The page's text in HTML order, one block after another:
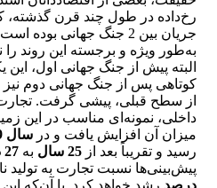
رخ‌داده در طول چند قرن
جریان بین 2 جنگ جهانی
به‌طور ویژه و برجسته این روند
البته پیش از جنگ جهانی اول، این
کوتاهی پس از جنگ جهانی دوم
از سطح قبلی، پیشی گرفت. تجارت
داخلی، نمونه‌ای مناسب در این
میزان آن افزایش یافت و در سال 1979
رسید و تقریباً بعد از
به 27 درصد
پیش‌بینی‌ها نسبت تجارت به تولید
درصد رشد خواهد کرد. با آن‌که